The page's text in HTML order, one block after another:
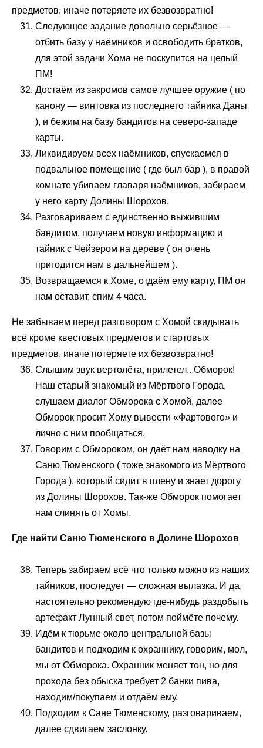
предметов, иначе потеряете их безвозвратно!
Следующее задание довольно серьёзное —
отбить базу у наёмников и освободить братков,
для этой задачи Хома не поскупится на целый
ПМ!
Достаём из закромов самое лучшее оружие ( по
канону — винтовка из последнего тайника Даны
), и бежим на базу бандитов на северо-западе
карты.
Ликвидируем всех наёмников, спускаемся в
подвальное помещение ( где был бар ), в правой
комнате убиваем главаря наёмников, забираем
у него карту Долины Шорохов.
Разговариваем с единственно выжившим
бандитом, получаем новую информацию и
тайник с Чейзером на дереве ( он очень
пригодится нам в дальнейшем ).
Возвращаемся к Хоме, отдаём ему карту, ПМ он
нам оставит, спим 4 часа.
Не забываем перед разговором с Хомой скидывать
всё кроме квестовых предметов и стартовых
предметов, иначе потеряете их безвозвратно!
Слышим звук вертолёта, прилетел.. Обморок!
Наш старый знакомый из Мёртвого Города,
слушаем диалог Обморока с Хомой, далее
Обморок просит Хому вывести «Фартового» и
лично с ним пообщаться.
Говорим с Обмороком, он даёт нам наводку на
Саню Тюменского ( тоже знакомого из Мёртвого
Города ), который сидит в плену и знает дорогу
из Долины Шорохов. Так-же Обморок помогает
нам слинять от Хомы.
Где найти Саню Тюменского в Долине Шорохов
Теперь забираем всё что только можно из наших
тайников, последует — сложная вылазка. И да,
настоятельно рекомендую где-нибудь раздобыть
артефакт Лунный свет, потом поймёте почему.
Идём к тюрьме около центральной базы
бандитов и подходим к охраннику, говорим, мол,
мы от Обморока. Охранник меняет тон, но для
прохода без обыска требует 2 банки пива,
находим/покупаем и отдаём ему.
Подходим к Сане Тюменскому, разговариваем,
далее сдвигаем заслонку.